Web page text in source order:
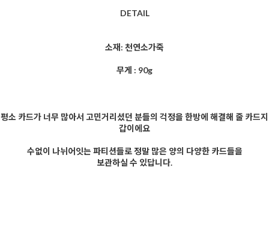
DETAIL
소재: 천연소가죽
무게 : 90g
평소 카드가 너무 많아서 고민거리셨던 분들의 걱정을 한방에 해결해 줄 카드지
갑이에요
수없이 나뉘어잇는 파티션들로 정말 많은 양의 다양한 카드들을
보관하실 수 있답니다.